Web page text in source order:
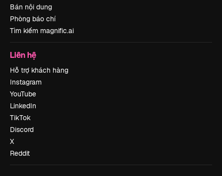
Bán nội dung
Phòng báo chí
Tìm kiếm magnific.ai
Liên hệ
Hỗ trợ khách hàng
Instagram
YouTube
LinkedIn
TikTok
Discord
X
Reddit